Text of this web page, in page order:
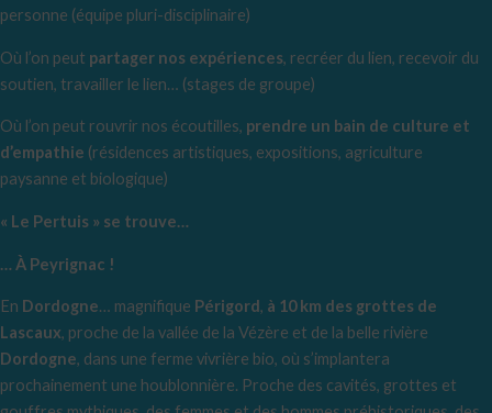
personne (équipe pluri-disciplinaire)
Où l’on peut partager nos expériences, recréer du lien, recevoir du
soutien, travailler le lien… (stages de groupe)
Où l’on peut rouvrir nos écoutilles, prendre un bain de culture et
d’empathie (résidences artistiques, expositions, agriculture
paysanne et biologique)
« Le Pertuis » se trouve…
… À Peyrignac !
En Dordogne… magnifique Périgord, à 10 km des grottes de
Lascaux, proche de la vallée de la Vézère et de la belle rivière
Dordogne, dans une ferme vivrière bio, où s’implantera
prochainement une houblonnière. Proche des cavités, grottes et